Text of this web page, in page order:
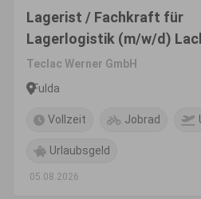
Lagerist / Fachkraft für
Lagerlogistik (m/w/d)
Teclac Werner GmbH
Fulda
Vollzeit Jobrad
Urlaubsgeld
05.08.2026